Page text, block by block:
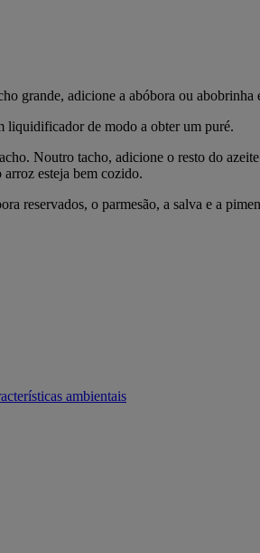
grande, adicione a abóbora ou
liquidificador de modo a obter um puré.
Noutro tacho, adicione o resto do
esteja bem cozido.
reservados, o parmesão, a salva e a
ambientais